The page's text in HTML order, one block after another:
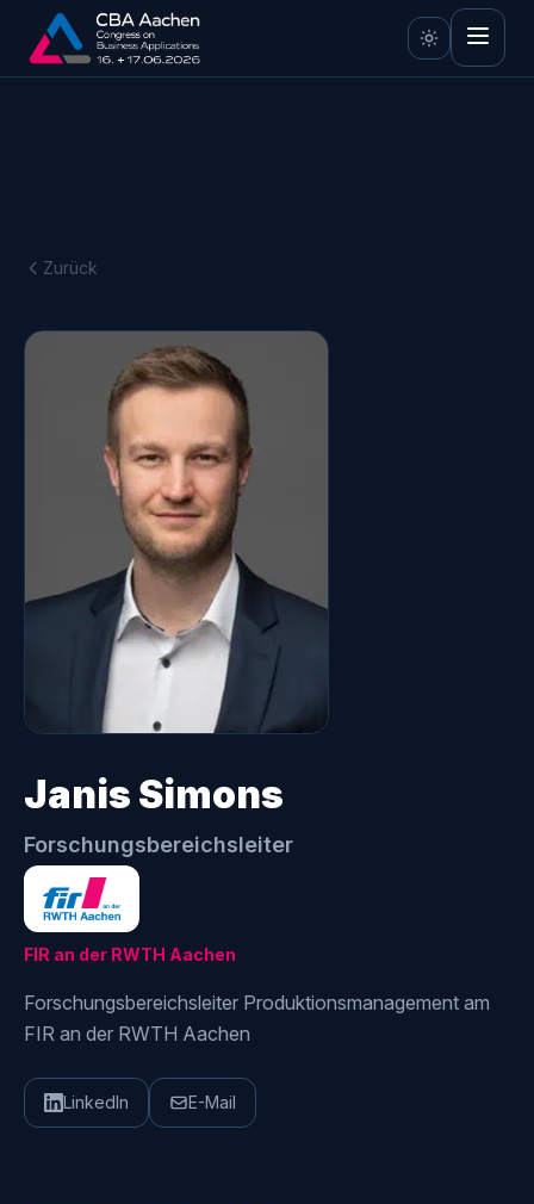
Zurück
Janis Simons
Forschungsbereichsleiter
FIR an der RWTH Aachen
Forschungsbereichsleiter Produktionsmanagement am
FIR an der RWTH Aachen
LinkedIn E-Mail